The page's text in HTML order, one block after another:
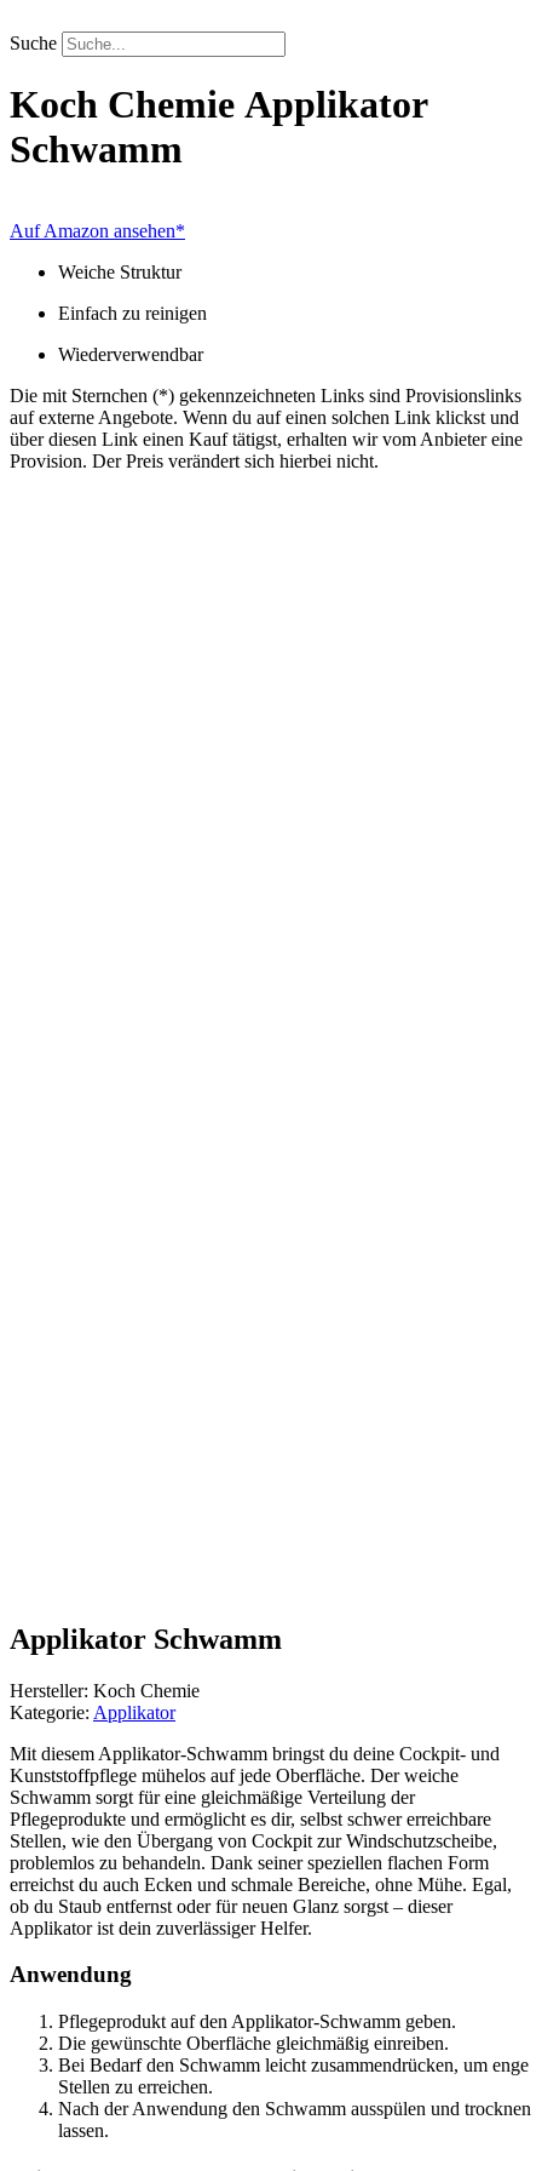
Inhalt
springen
Suche
Koch Chemie Applikator
Schwamm
Auf Amazon ansehen*
Weiche Struktur
Einfach zu reinigen
Wiederverwendbar
Die mit Sternchen (*) gekennzeichneten Links sind Provisionslinks
auf externe Angebote. Wenn du auf einen solchen Link klickst und
über diesen Link einen Kauf tätigst, erhalten wir vom Anbieter eine
Provision. Der Preis verändert sich hierbei nicht.
Applikator Schwamm
Hersteller: Koch Chemie
Kategorie: Applikator
Mit diesem Applikator-Schwamm bringst du deine Cockpit- und
Kunststoffpflege mühelos auf jede Oberfläche. Der weiche
Schwamm sorgt für eine gleichmäßige Verteilung der
Pflegeprodukte und ermöglicht es dir, selbst schwer erreichbare
Stellen, wie den Übergang von Cockpit zur Windschutzscheibe,
problemlos zu behandeln. Dank seiner speziellen flachen Form
erreichst du auch Ecken und schmale Bereiche, ohne Mühe. Egal,
ob du Staub entfernst oder für neuen Glanz sorgst – dieser
Applikator ist dein zuverlässiger Helfer.
Anwendung
Pflegeprodukt auf den Applikator-Schwamm geben.
Die gewünschte Oberfläche gleichmäßig einreiben.
Bei Bedarf den Schwamm leicht zusammendrücken, um enge
Stellen zu erreichen.
Nach der Anwendung den Schwamm ausspülen und trocknen
lassen.